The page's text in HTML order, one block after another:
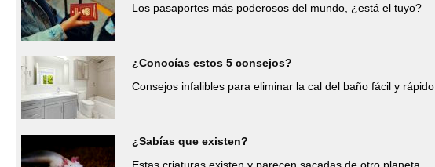
Los pasaportes más poderosos del mundo, ¿está el tuyo?
¿Conocías estos 5 consejos?
Consejos infalibles para eliminar la cal del baño fácil y rápido
¿Sabías que existen?